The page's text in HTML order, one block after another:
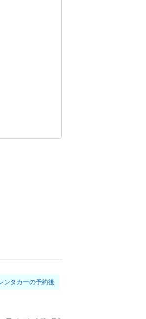
ンタカーの予約後